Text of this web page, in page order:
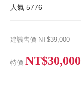
人氣 5776
建議售價 NT$39,000
特價 NT$30,000